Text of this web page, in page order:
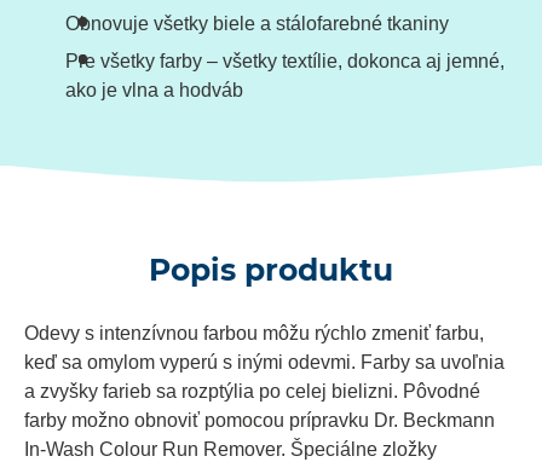
Obnovuje všetky biele a stálofarebné tkaniny
Pre všetky farby – všetky textílie, dokonca aj jemné,
ako je vlna a hodváb
Popis produktu
Odevy s intenzívnou farbou môžu rýchlo zmeniť farbu,
keď sa omylom vyperú s inými odevmi. Farby sa uvoľnia
a zvyšky farieb sa rozptýlia po celej bielizni. Pôvodné
farby možno obnoviť pomocou prípravku Dr. Beckmann
In-Wash Colour Run Remover. Špeciálne zložky